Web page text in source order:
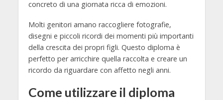
concreto di una giornata ricca di emozioni.
Molti genitori amano raccogliere fotografie,
disegni e piccoli ricordi dei momenti più importanti
della crescita dei propri figli. Questo diploma è
perfetto per arricchire quella raccolta e creare un
ricordo da riguardare con affetto negli anni.
Come utilizzare il diploma